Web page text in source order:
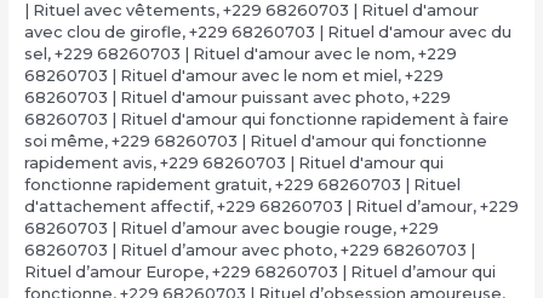
| Rituel avec vêtements, +229 68260703 | Rituel d'amour
avec clou de girofle, +229 68260703 | Rituel d'amour avec du
sel , +229 68260703 | Rituel d'amour avec le nom, +229
68260703 | Rituel d'amour avec le nom et miel , +229
68260703 | Rituel d'amour puissant avec photo, +229
68260703 | Rituel d'amour qui fonctionne rapidement à faire
soi même, +229 68260703 | Rituel d'amour qui fonctionne
rapidement avis, +229 68260703 | Rituel d'amour qui
fonctionne rapidement gratuit, +229 68260703 | Rituel
d'attachement affectif, +229 68260703 | Rituel d’amour, +229
68260703 | Rituel d’amour avec bougie rouge, +229
68260703 | Rituel d’amour avec photo, +229 68260703 |
Rituel d’amour Europe, +229 68260703 | Rituel d’amour qui
fonctionne, +229 68260703 | Rituel d’obsession amoureuse,